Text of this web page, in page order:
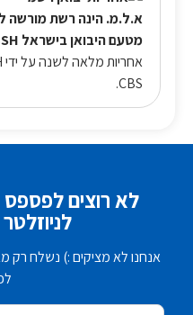
מטעם היבואן בישראל BSH.
CBS.
לא רוצים
אנחנו לא מציקים :) נשלח רק